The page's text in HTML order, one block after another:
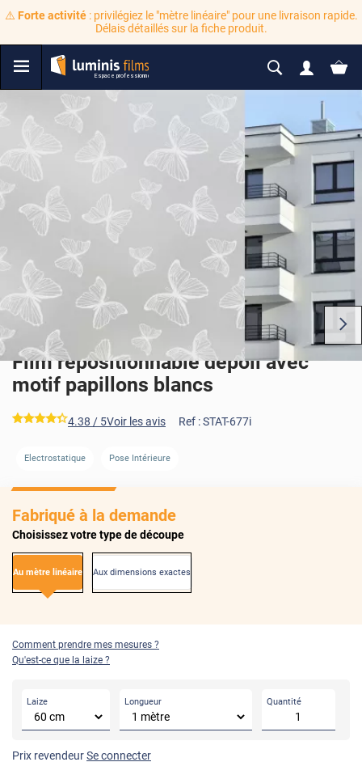
⚠️ Forte activité: privilégiez le "mètre linéaire" pour une livraison rapide.
Délais détaillés sur la fiche produit.
Film repositionnable dépoli avec
motif papillons blancs
*****
4.38 / 5Voir les avis Ref :STAT-677i
Electrostatique Pose Intérieure
Fabriqué à la demande
Choisissez votre type de découpe
Au mètre linéaire Aux dimensions exactes
Comment prendre mes mesures ?
Qu'est-ce que la laize ?
Laize Longueur Quantité
Prix revendeurSe connecter